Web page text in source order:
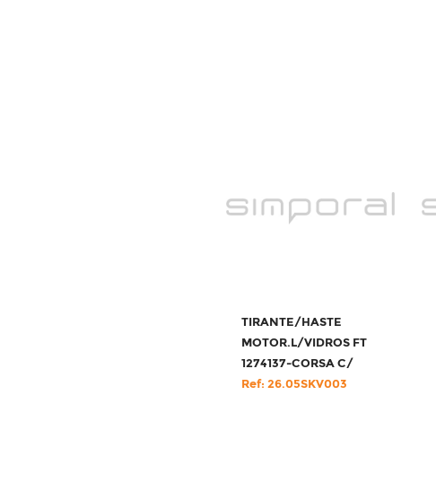
TIRANTE/HASTE
MOTOR.L/VIDROS FT
1274137-CORSA C/
Ref: 26.05SKV003